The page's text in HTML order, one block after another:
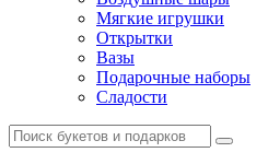
Мягкие игрушки
Открытки
Вазы
Подарочные наборы
Сладости